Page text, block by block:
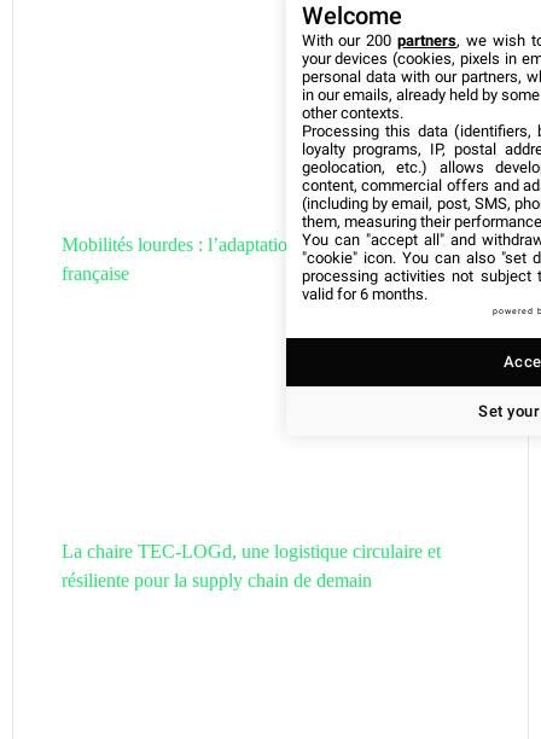
Mobilités lourdes : l’adaptation de la filière hydrogène
française
La chaire TEC-LOGd, une logistique circulaire et
résiliente pour la supply chain de demain
Welcome
With our 200partners, we wish
your devices (cookies, pixels in
personal data with our partners,
in our emails, already held by
other contexts.
Processing this data (identifiers,
loyalty programs, IP, postal
geolocation, etc.) allows
content, commercial offers and
(including by email, post, SMS,
them, measuring their
You can "accept all" and
"cookie" icon. You can also "set
processing activities not subject
valid for 6 months.
powered
Set